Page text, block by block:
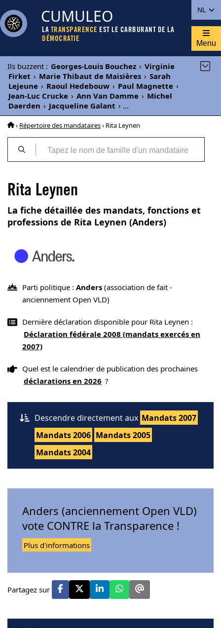
NL
CUMULEO
LA TRANSPARENCE EST LE CARBURANT DE LA
DÉMOCRATIE
Menu
Ils buzzent : Georges-Louis Bouchez › Virginie
Firket › Marie Thibaut de Maisières › Sarah
Lejeune › Raoul Hedebouw › Paul Magnette ›
Jean-Luc Crucke › Ann Van Damme › Michel
Daerden › Jacqueline Galant › ...
› Répertoire des mandataires› Rita Leynen
Rita Leynen
La fiche détaillée des mandats, fonctions et
professions de Rita Leynen (Anders)
Parti politique : Anders (association de fait -
anciennement Open VLD)
Dernière déclaration disponible pour Rita Leynen :
Déclaration fédérale 2008 (mandats exercés en
2007)
Quel est le calendrier de publication des prochaines
déclarations en 2026 ?
Descendre directement aux Mandats 2007
Mandats 2006 Mandats 2005
Mandats 2004
Anders (anciennement Open VLD)
vote CONTRE la Transparence !
Plus d'informations
Partagez sur